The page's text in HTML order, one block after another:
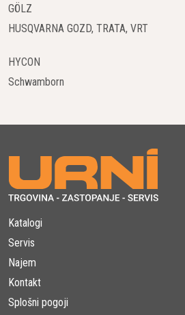
GÖLZ
HUSQVARNA GOZD, TRATA, VRT
HYCON
Schwamborn
Katalogi
Servis
Najem
Kontakt
Splošni pogoji